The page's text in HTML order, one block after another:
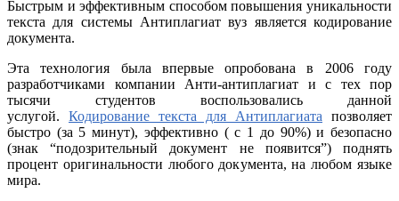
Быстрым и эффективным способом повышения уникальности
текста для системы Антиплагиат вуз является кодирование
документа.
Эта технология была впервые опробована в 2006 году
разработчиками компании Анти-антиплагиат и с тех пор
тысячи студентов воспользовались данной
услугой. Кодирование текста для Антиплагиата позволяет
быстро (за 5 минут), эффективно ( с 1 до 90%) и безопасно
(знак “подозрительный документ не появится”) поднять
процент оригинальности любого документа, на любом языке
мира.